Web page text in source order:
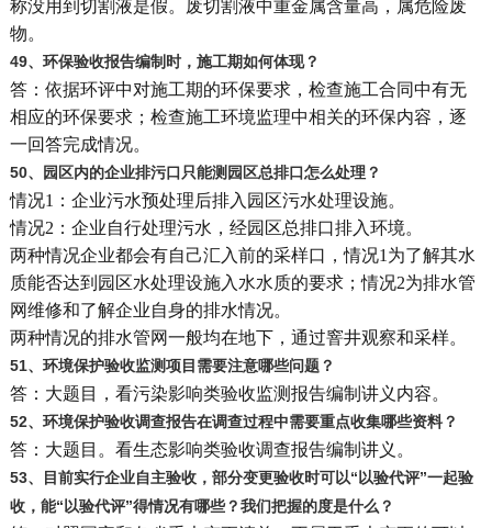
称没用到切割液是假。废切割液中重金属含量高，属危险废
物。
49、环保验收报告编制时，施工期如何体现？
答：依据环评中对施工期的环保要求，检查施工合同中有无
相应的环保要求；检查施工环境监理中相关的环保内容，逐
一回答完成情况。
50、园区内的企业排污口只能测园区总排口怎么处理？
情况1：企业污水预处理后排入园区污水处理设施。
情况2：企业自行处理污水，经园区总排口排入环境。
两种情况企业都会有自己汇入前的采样口，情况1为了解其水
质能否达到园区水处理设施入水水质的要求；情况2为排水管
网维修和了解企业自身的排水情况。
两种情况的排水管网一般均在地下，通过窨井观察和采样。
51、环境保护验收监测项目需要注意哪些问题？
答：大题目，看污染影响类验收监测报告编制讲义内容。
52、环境保护验收调查报告在调查过程中需要重点收集哪些资料？
答：大题目。看生态影响类验收调查报告编制讲义。
53、目前实行企业自主验收，部分变更验收时可以“以验代评”一起验
收，能“以验代评”得情况有哪些？我们把握的度是什么？